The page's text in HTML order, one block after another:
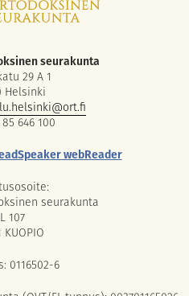
seurakunta
29 A 1
Helsinki
646 100
webReader
seurakunta
107
KUOPIO
0116502-6